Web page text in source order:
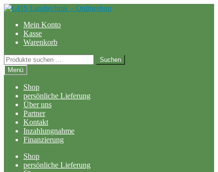
Zur
springen
Zum
springenMein Konto
Kasse
Warenkorb
Suchen
nach:
Suchen
Menü
Shop
persönliche Lieferung
Über uns
Partner
Kontakt
Inzahlungnahme
Finanzierung
Shop
persönliche Lieferung